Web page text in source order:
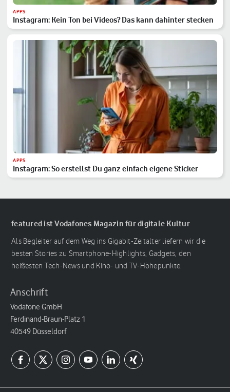
APPS
Instagram: Kein Ton bei Videos? Das kann dahinter stecken
APPS
Instagram: So erstellst Du ganz einfach eigene Sticker
featured ist Vodafones Magazin für digitale Kultur
Als Begleiter auf dem Weg ins Gigabit-Zeitalter liefern wir die
besten Stories zu Smartphone-Highlights, Gadgets, den
heißesten Tech-News und Kino- und TV-Höhepunkte.
Anschrift
Vodafone GmbH
Ferdinand-Braun-Platz 1
40549 Düsseldorf